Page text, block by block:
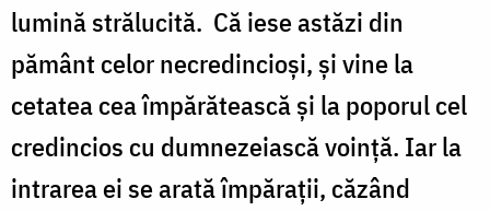
lumină strălucită. Că iese astăzi din
pământ celor necredincioşi, şi vine la
cetatea cea împărătească şi la poporul cel
credincios cu dumnezeiască voinţă. Iar la
intrarea ei se arată împăraţii, căzând